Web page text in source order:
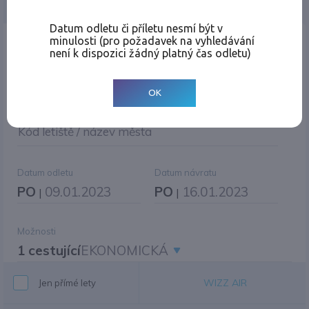
Místo odletu
Kód letiště / název města
Datum odletu
PO | 09.01.2023
Datum návratu
PO | 16.01.2023
Možnosti
1 cestujícíEKONOMICKÁ
Jen přímé lety WIZZ AIR
Datum odletu či příletu nesmí být v
minulosti (pro požadavek na vyhledávání
není k dispozici žádný platný čas odletu)
OK